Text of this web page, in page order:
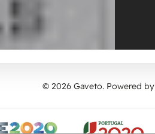
© 2026 Gaveto. Powered by